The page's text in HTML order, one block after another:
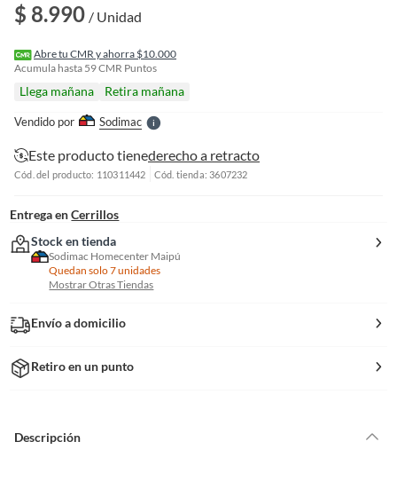
$ 8.990 / Unidad
Abre tu CMR y ahorra $10.000
Acumula hasta 59CMR Puntos
Llega mañana Retira mañana
Vendido por SodimacS
l
e
r
Este producto tienederecho a retracto
Cód. del producto: 110311442 Cód. tienda: 3607232
Entrega en Cerrillos
Stock en tienda
Sodimac Homecenter Maipú
Quedan solo 7 unidades
Mostrar Otras Tiendas
Envío a domicilio
Retiro en un punto
Descripción